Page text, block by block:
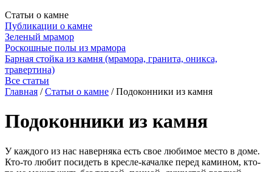
Статьи о камне
Публикации о камне
Зеленый мрамор
Роскошные полы из мрамора
Барная стойка из камня (мрамора, гранита, оникса,
травертина)
Все статьи
Главная / Статьи о камне / Подоконники из камня
Подоконники из камня
У каждого из нас наверняка есть свое любимое место в доме.
Кто-то любит посидеть в кресле-качалке перед камином, кто-